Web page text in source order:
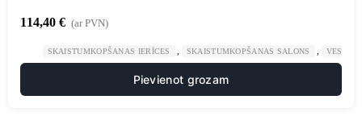
114,40 € (ar PVN)
SKAISTUMKOPŠANAS IERĪCES SKAISTUMKOPŠANAS SALONS
Pievienot grozam